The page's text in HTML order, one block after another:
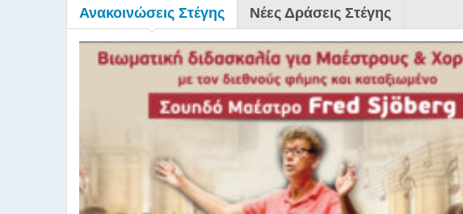
Ανακοινώσεις Στέγης Νέες Δράσεις Στέγης